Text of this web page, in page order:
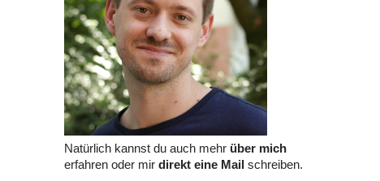
Natürlich kannst du auch mehr über mich
erfahren oder mirdirekt eine Mail schreiben.